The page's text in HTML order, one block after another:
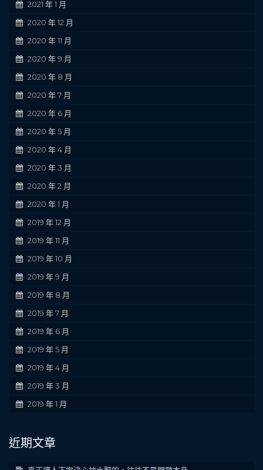
2021 年 1 月
2020 年 12 月
2020 年 11 月
2020 年 9 月
2020 年 8 月
2020 年 7 月
2020 年 6 月
2020 年 5 月
2020 年 4 月
2020 年 3 月
2020 年 2 月
2020 年 1 月
2019 年 12 月
2019 年 11 月
2019 年 10 月
2019 年 9 月
2019 年 8 月
2019 年 7 月
2019 年 6 月
2019 年 5 月
2019 年 4 月
2019 年 3 月
2019 年 1 月
近期文章